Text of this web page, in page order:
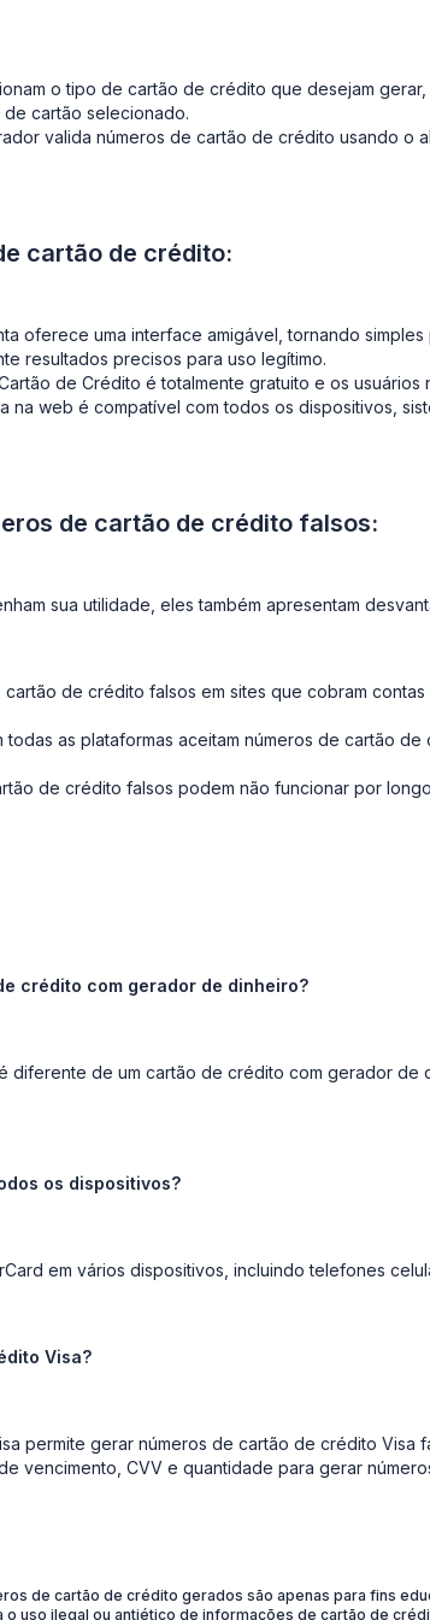
o tipo de cartão de crédito que desejam
cartão selecionado.
valida números de cartão de crédito usando o
cartão de crédito:
oferece uma interface amigável, tornando
resultados precisos para uso legítimo.
de Crédito é totalmente gratuito e os
na web é compatível com todos os dispositivos,
de cartão de crédito falsos:
sua utilidade, eles também apresentam
de crédito falsos em sites que cobram
as plataformas aceitam números de cartão
de crédito falsos podem não funcionar por
crédito com gerador de dinheiro?
diferente de um cartão de crédito com gerador
os dispositivos?
em vários dispositivos, incluindo telefones
Visa?
permite gerar números de cartão de crédito Visa
vencimento, CVV e quantidade para gerar
de cartão de crédito gerados são apenas para fins
o uso ilegal ou antiético de informações de cartão de